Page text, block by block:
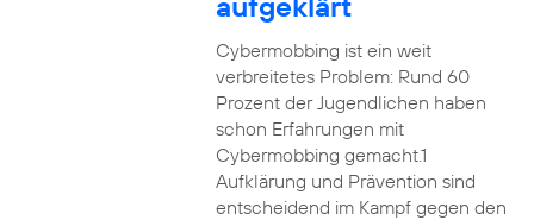
Cybermobbing ist ein weit
verbreitetes Problem: Rund 60
Prozent der Jugendlichen haben
schon Erfahrungen mit
Cybermobbing gemacht.1
Aufklärung und Prävention sind
entscheidend im Kampf gegen den